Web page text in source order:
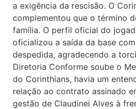
a exigência da rescisão. O
complementou que o término
família. O perfil oficial do
oficializou a saída da base
despedida, agradecendo a
Diretoria Conforme soube o
do Corinthians, havia um
relação ao contrato assinado
gestão de Claudinei Alves à